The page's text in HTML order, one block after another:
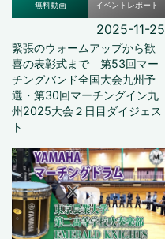
無料動画 イベントレポート
2025-11-25
緊張のウォームアップから歓
喜の表彰式まで 第53回マー
チングバンド全国大会九州予
選・第30回マーチングイン九
州2025大会２日目ダイジェス
ト